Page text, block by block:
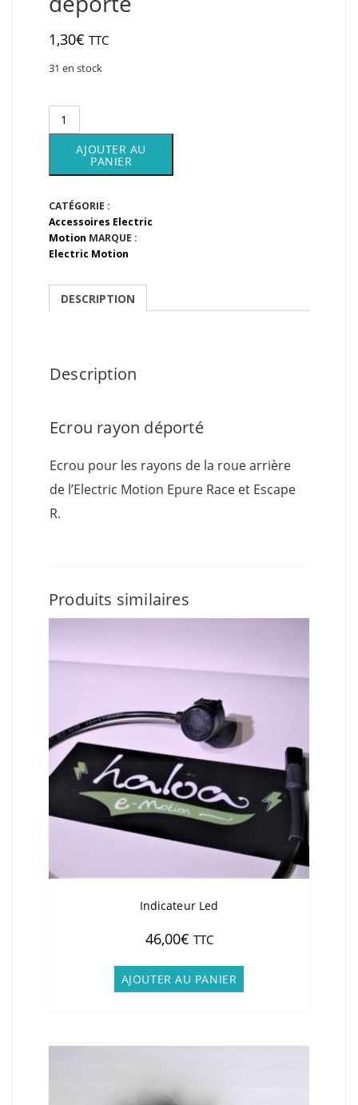
1,30€ TTC
31 en stock
déporté
AJOUTER AU
PANIER
CATÉGORIE :
Accessoires Electric
Motion MARQUE :
Electric Motion
DESCRIPTION
Description
Ecrou rayon déporté
Ecrou pour les rayons de la roue arrière
de l’Electric Motion Epure Race et Escape
R.
Produits similaires
Indicateur Led
46,00€ TTC
AJOUTER AU PANIER